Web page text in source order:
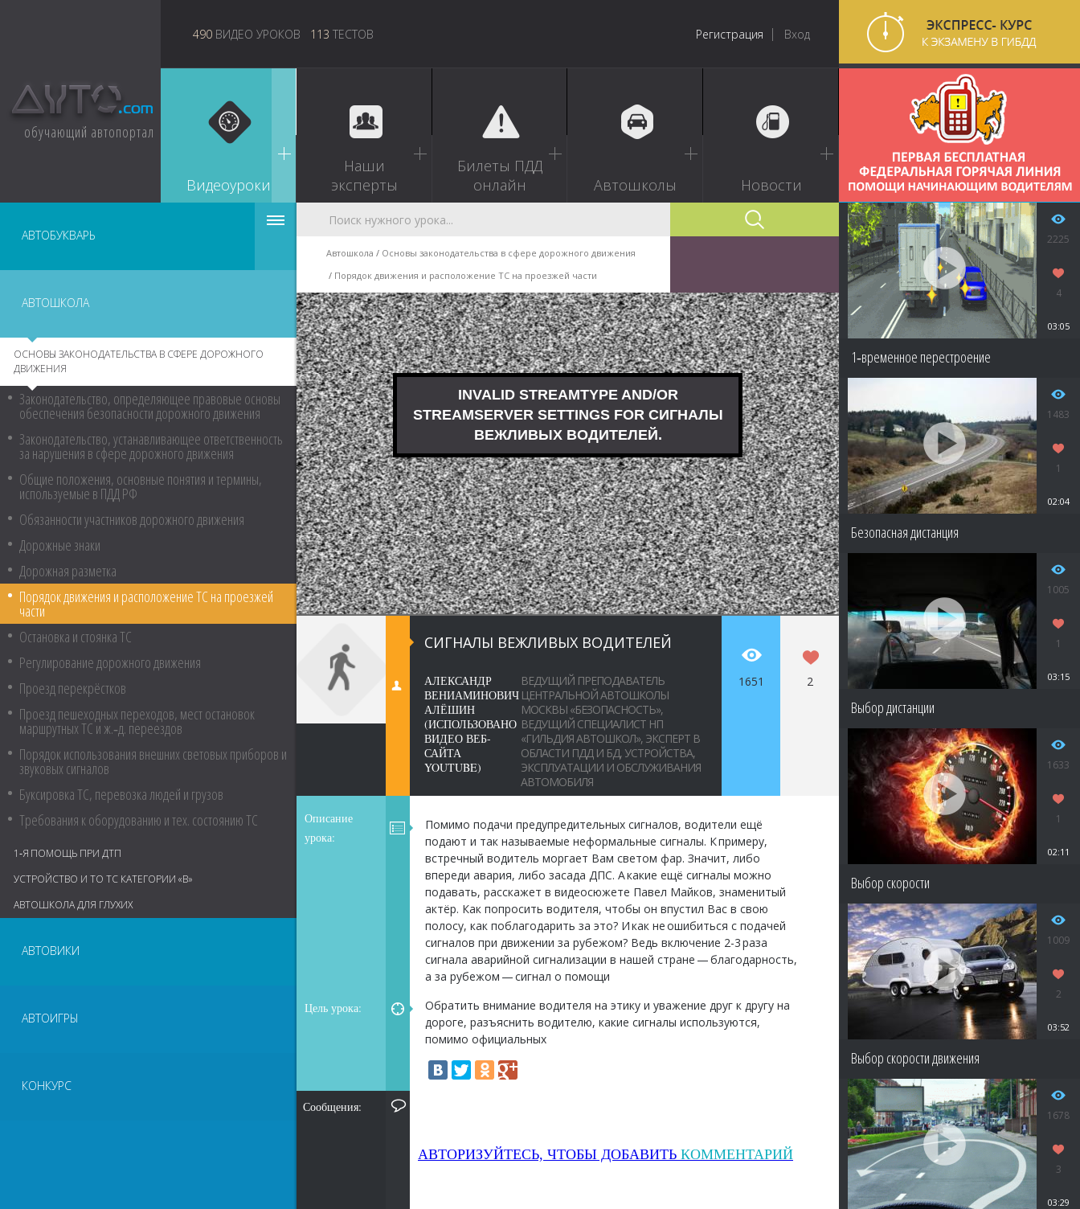
обучающий автопортал
490 ВИДЕО УРОКОВ 113 ТЕСТОВ Регистрация Вход
Видеоуроки
Наши
эксперты
Билеты ПДД
онлайн
Автошколы Новости
АВТОБУКВАРЬ
АВТОШКОЛА
ОСНОВЫ ЗАКОНОДАТЕЛЬСТВА В СФЕРЕ ДОРОЖНОГО
ДВИЖЕНИЯ
Законодательство, определяющее правовые основы
обеспечения безопасности дорожного движения
Законодательство, устанавливающее ответственность
за нарушения в сфере дорожного движения
Общие положения, основные понятия и термины,
используемые в ПДД РФ
Обязанности участников дорожного движения
Дорожные знаки
Дорожная разметка
Порядок движения и расположение ТС на проезжей
части
Остановка и стоянка ТС
Регулирование дорожного движения
Проезд перекрёстков
Проезд пешеходных переходов, мест остановок
маршрутных ТС и ж.‑д. переездов
Порядок использования внешних световых приборов и
звуковых сигналов
Буксировка ТС, перевозка людей и грузов
Требования к оборудованию и тех. состоянию ТС
1‑Я ПОМОЩЬ ПРИ ДТП
УСТРОЙСТВО И ТО ТС КАТЕГОРИИ «В»
АВТОШКОЛА ДЛЯ ГЛУХИХ
АВТОВИКИ
АВТОИГРЫ
КОНКУРС
Автошкола
Основы законодательства в сфере дорожного движения
Порядок движения и расположение ТС на проезжей части
СИГНАЛЫ ВЕЖЛИВЫХ ВОДИТЕЛЕЙ
АЛЕКСАНДР
ВЕНИАМИНОВИЧ
АЛЁШИН
(ИСПОЛЬЗОВАНО
ВИДЕО ВЕБ-
САЙТА
YOUTUBE)
ВЕДУЩИЙ ПРЕПОДАВАТЕЛЬ
ЦЕНТРАЛЬНОЙ АВТОШКОЛЫ
МОСКВЫ «БЕЗОПАСНОСТЬ»,
ВЕДУЩИЙ СПЕЦИАЛИСТ НП
«ГИЛЬДИЯ АВТОШКОЛ», ЭКСПЕРТ В
ОБЛАСТИ ПДД И БД, УСТРОЙСТВА,
ЭКСПЛУАТАЦИИ И ОБСЛУЖИВАНИЯ
АВТОМОБИЛЯ
1651 2
Описание
урока:
Помимо подачи предупредительных сигналов, водители ещё
подают и так называемые неформальные сигналы. К примеру,
встречный водитель моргает Вам светом фар. Значит, либо
впереди авария, либо засада ДПС. А какие ещё сигналы можно
подавать, расскажет в видеосюжете Павел Майков, знаменитый
актёр. Как попросить водителя, чтобы он впустил Вас в свою
полосу, как поблагодарить за это? И как не ошибиться с подачей
сигналов при движении за рубежом? Ведь включение 2-3 раза
сигнала аварийной сигнализации в нашей стране — благодарность,
а за рубежом — сигнал о помощи
Цель урока:
Обратить внимание водителя на этику и уважение друг к другу на
дороге, разъяснить водителю, какие сигналы используются,
помимо официальных
Сообщения:
АВТОРИЗУЙТЕСЬ, ЧТОБЫ ДОБАВИТЬ КОММЕНТАРИЙ
2225
4
03:05
1‑временное перестроение
1483
1
02:04
Безопасная дистанция
1005
1
03:15
Выбор дистанции
1633
1
02:11
Выбор скорости
1009
2
03:52
Выбор скорости движения
1678
3
03:29